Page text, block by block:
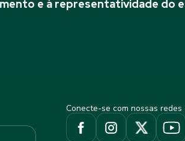
e à representatividade do
Conecte-se com nossas redes